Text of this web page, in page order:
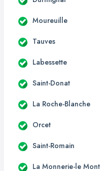
Moureuille
Tauves
Labessette
Saint-Donat
La Roche-Blanche
Orcet
Saint-Romain
La Monnerie-le